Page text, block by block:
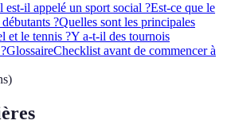
est-il appelé un sport social ?Est-ce que le
?Quelles sont les principales
et le tennis ?Y a-t-il des tournois
GlossaireChecklist avant de commencer à
)